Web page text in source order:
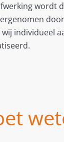
wordt
door
individueel